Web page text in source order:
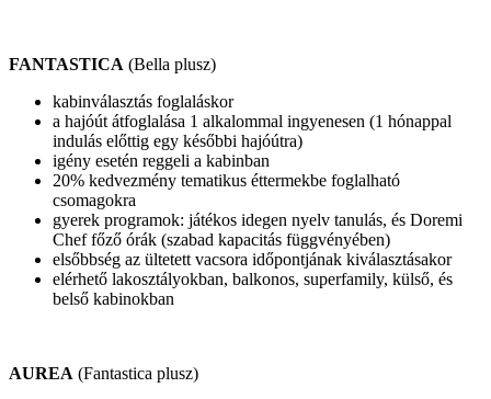
FANTASTICA (Bella plusz)
kabinválasztás foglaláskor
a hajóút átfoglalása 1 alkalommal ingyenesen (1 hónappal
indulás előttig egy későbbi hajóútra)
igény esetén reggeli a kabinban
20% kedvezmény tematikus éttermekbe foglalható
csomagokra
gyerek programok: játékos idegen nyelv tanulás, és Doremi
Chef főző órák (szabad kapacitás függvényében)
elsőbbség az ültetett vacsora időpontjának kiválasztásakor
elérhető lakosztályokban, balkonos, superfamily, külső, és
belső kabinokban
AUREA (Fantastica plusz)